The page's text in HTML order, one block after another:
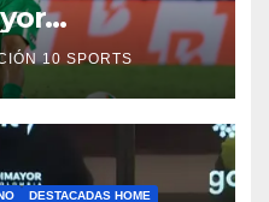
por
10 SPORTS
DESTACADAS HOME